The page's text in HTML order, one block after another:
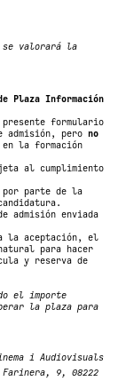
se valorará la
Plaza Información
presente formulario
pero no
en la formación
al cumplimiento
por parte de la
admisión enviada
la aceptación, el
para hacer
y reserva de
el importe
la plaza para
i Audiovisuals
Farinera, 9, 08222